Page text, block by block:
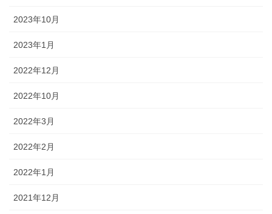
2023年10月
2023年1月
2022年12月
2022年10月
2022年3月
2022年2月
2022年1月
2021年12月